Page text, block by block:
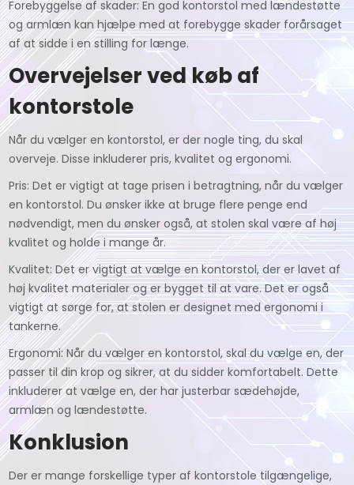
Forebyggelse af skader: En god kontorstol med lændestøtte
og armlæn kan hjælpe med at forebygge skader forårsaget
af at sidde i en stilling for længe.
Overvejelser ved køb af
kontorstole
Når du vælger en kontorstol, er der nogle ting, du skal
overveje. Disse inkluderer pris, kvalitet og ergonomi.
Pris: Det er vigtigt at tage prisen i betragtning, når du vælger
en kontorstol. Du ønsker ikke at bruge flere penge end
nødvendigt, men du ønsker også, at stolen skal være af høj
kvalitet og holde i mange år.
Kvalitet: Det er vigtigt at vælge en kontorstol, der er lavet af
høj kvalitet materialer og er bygget til at vare. Det er også
vigtigt at sørge for, at stolen er designet med ergonomi i
tankerne.
Ergonomi: Når du vælger en kontorstol, skal du vælge en, der
passer til din krop og sikrer, at du sidder komfortabelt. Dette
inkluderer at vælge en, der har justerbar sædehøjde,
armlæn og lændestøtte.
Konklusion
Der er mange forskellige typer af kontorstole tilgængelige,